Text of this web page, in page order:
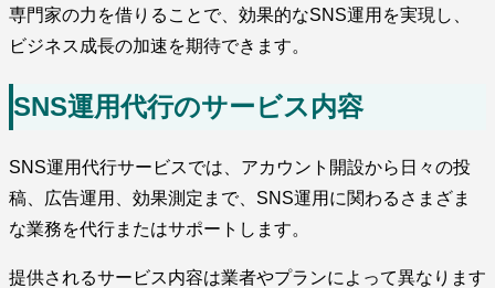
専門家の力を借りることで、効果的なSNS運用を実現し、
ビジネス成長の加速を期待できます。
SNS運用代行のサービス内容
SNS運用代行サービスでは、アカウント開設から日々の投
稿、広告運用、効果測定まで、SNS運用に関わるさまざま
な業務を代行またはサポートします。
提供されるサービス内容は業者やプランによって異なります